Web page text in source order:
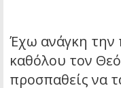
Έχω ανάγκη την
καθόλου τον
προσπαθείς να